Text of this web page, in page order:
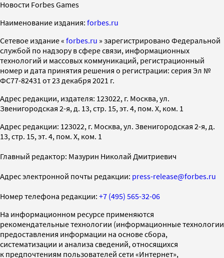
Новости Forbes Games
Наименование издания: forbes.ru
Cетевое издание « forbes.ru » зарегистрировано Федеральной
службой по надзору в сфере связи, информационных
технологий и массовых коммуникаций, регистрационный
номер и дата принятия решения о регистрации: серия Эл №
ФС77-82431 от 23 декабря 2021 г.
Адрес редакции, издателя: 123022, г. Москва, ул.
Звенигородская 2-я, д. 13, стр. 15, эт. 4, пом. X, ком. 1
Адрес редакции: 123022, г. Москва, ул. Звенигородская 2-я, д.
13, стр. 15, эт. 4, пом. X, ком. 1
Главный редактор: Мазурин Николай Дмитриевич
Адрес электронной почты редакции: press-release@forbes.ru
Номер телефона редакции: +7 (495) 565-32-06
На информационном ресурсе применяются
рекомендательные технологии (информационные технологии
предоставления информации на основе сбора,
систематизации и анализа сведений, относящихся
к предпочтениям пользователей сети «Интернет»,